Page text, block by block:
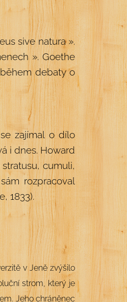
sive natura ».
». Goethe
debaty o
zajímal o dílo
i dnes. Howard
cumuli,
rozpracoval
1833).
v Jeně zvýšilo
strom, který je
Jeho chráněnec